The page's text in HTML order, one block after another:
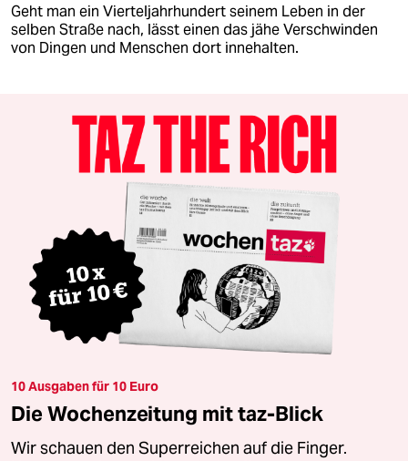
Geht man ein Vierteljahrhundert seinem Leben in der
selben Straße nach, lässt einen das jähe Verschwinden
von Dingen und Menschen dort innehalten.
10 Ausgaben für 10 Euro
Die Wochenzeitung mit taz-Blick
Wir schauen den Superreichen auf die Finger.